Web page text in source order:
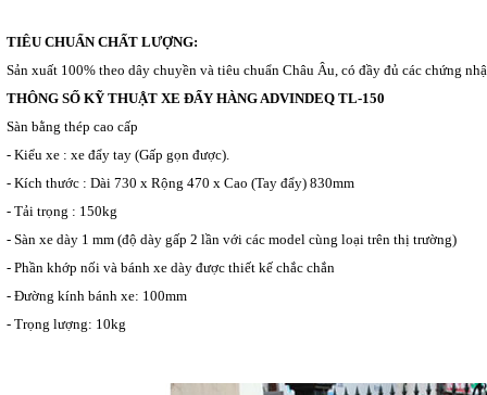
TIÊU CHUẨN CHẤT LƯỢNG:
Sản xuất 100% theo dây chuyền và tiêu chuẩn Châu Âu, có đầy đủ các chứng
THÔNG SỐ KỸ THUẬT XE ĐẨY HÀNG ADVINDEQ TL-150
Sàn bằng thép cao cấp
- Kiểu xe : xe đẩy tay (Gấp gọn được).
- Kích thước : Dài 730 x Rộng 470 x Cao (Tay đẩy) 830mm
- Tải trọng : 150kg
- Sàn xe dày 1 mm (độ dày gấp 2 lần với các model cùng loại trên thị trường)
- Phần khớp nối và bánh xe dày được thiết kế chắc chắn
- Đường kính bánh xe: 100mm
- Trọng lượng: 10kg